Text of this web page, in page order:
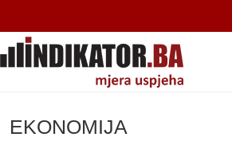
EKONOMIJA